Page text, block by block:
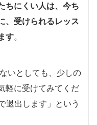
ちにくい人は、今ち
、受けられるレッス
す。
いとしても、少しの
軽に受けてみてくだ
退出します」という